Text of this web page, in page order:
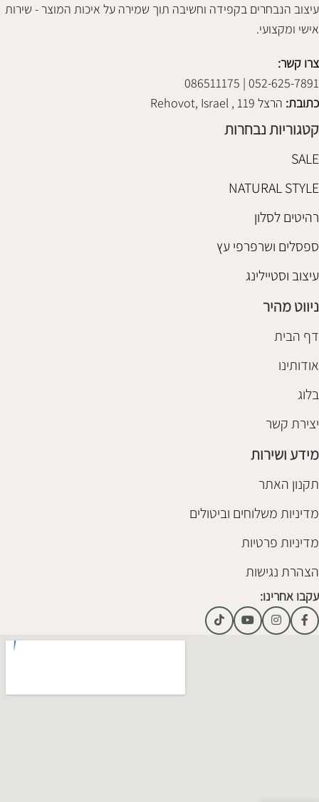
עיצוב הנבחרים בקפידה וחשיבה תוך שמירה על איכות המוצר - שירות
אישי ומקצועי.
צרו קשר:
052-625-7891 | 086511175
כתובת: הרצל 119 , Rehovot, Israel
קטגוריות נבחרות
SALE
NATURAL STYLE
רהיטים לסלון
ספסלים ושרפרפי עץ
עיצוב וסטיילינג
ניווט מהיר
דף הבית
אודותינו
בלוג
יצירת קשר
מידע ושירות
תקנון האתר
מדיניות משלוחים וביטולים
מדיניות פרטיות
הצהרת נגישות
עקבו אחרינו: